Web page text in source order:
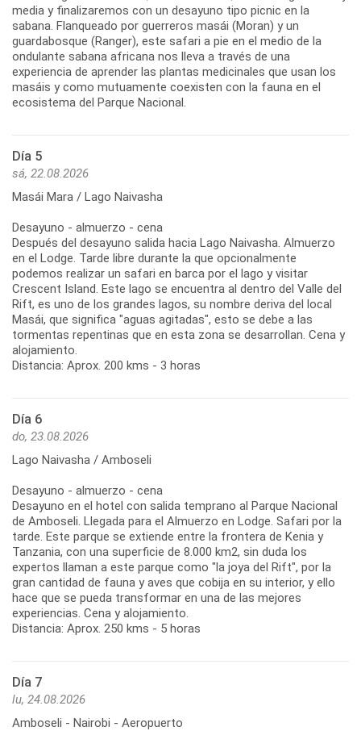
media y finalizaremos con un desayuno tipo picnic en la
sabana. Flanqueado por guerreros masái (Moran) y un
guardabosque (Ranger), este safari a pie en el medio de la
ondulante sabana africana nos lleva a través de una
experiencia de aprender las plantas medicinales que usan los
masáis y como mutuamente coexisten con la fauna en el
ecosistema del Parque Nacional.
Día 5
sá, 22.08.2026
Masái Mara / Lago Naivasha
Desayuno - almuerzo - cena
Después del desayuno salida hacia Lago Naivasha. Almuerzo
en el Lodge. Tarde libre durante la que opcionalmente
podemos realizar un safari en barca por el lago y visitar
Crescent Island. Este lago se encuentra al dentro del Valle del
Rift, es uno de los grandes lagos, su nombre deriva del local
Masái, que significa "aguas agitadas", esto se debe a las
tormentas repentinas que en esta zona se desarrollan. Cena y
alojamiento.
Distancia: Aprox. 200 kms - 3 horas
Día 6
do, 23.08.2026
Lago Naivasha / Amboseli
Desayuno - almuerzo - cena
Desayuno en el hotel con salida temprano al Parque Nacional
de Amboseli. Llegada para el Almuerzo en Lodge. Safari por la
tarde. Este parque se extiende entre la frontera de Kenia y
Tanzania, con una superficie de 8.000 km2, sin duda los
expertos llaman a este parque como "la joya del Rift", por la
gran cantidad de fauna y aves que cobija en su interior, y ello
hace que se pueda transformar en una de las mejores
experiencias. Cena y alojamiento.
Distancia: Aprox. 250 kms - 5 horas
Día 7
lu, 24.08.2026
Amboseli - Nairobi - Aeropuerto